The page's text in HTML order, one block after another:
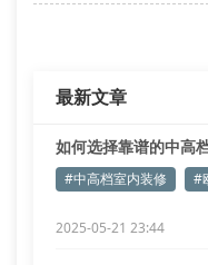
最新文章
如何选择靠谱的中高
#中高档室内装修 #
2025-05-21 23:44